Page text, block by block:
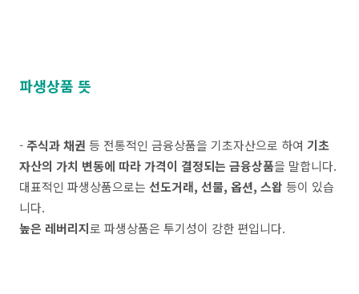
파생상품 뜻
-주식과 채권 등 전통적인 금융상품을 기초자산으로 하여 기초
자산의 가치 변동에 따라 가격이 결정되는 금융상품을 말합니다.
대표적인 파생상품으로는 선도거래, 선물, 옵션, 스왑 등이 있습
니다.
높은 레버리지로 파생상품은 투기성이 강한 편입니다.